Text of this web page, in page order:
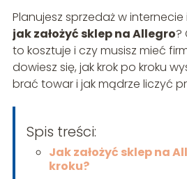
Planujesz sprzedaż w
jak założyć sklep na Allegro?
to kosztuje i czy musisz mieć
dowiesz się, jak krok po kroku
brać towar i jak mądrze liczyć
Spis treści:
Jak założyć sklep na
kroku?